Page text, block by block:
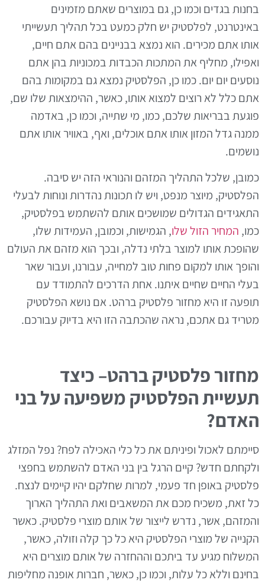
בחנות בגדים וכמו כן, גם במוצרים שאתם מזמינים
באינטרנט, לפלסטיק יש חלק כמעט בכל תהליך תעשייתי
אותו אתם מכירים. הוא נמצא בבניינים בהם אתם חיים,
ואפילו, מחליף את המתכות הכבדות במכוניות בהן אתם
נוסעים יום יום. כמו כן, הפלסטיק נמצא גם במקומות בהם
אתם כלל לא רוצים למצוא אותו, כאשר, ההימצאות שלו שם,
פוגעת בבריאות שלכם, כמו, מי שתייה, וכמו כן, באדמה
ממנה גדל המזון אותו אתם אוכלים, ואף, באוויר אותו אתם
נושמים.
כמובן, שלכל התהליך המזהם והנוראי הזה יש סיבה.
הפלסטיק, מיוצר מנפט, ויש לו תכונות נהדרות ונוחות לבעלי
התאגידים הגדולים שמושכים אותם להשתמש בפלסטיק,
כמו, המחיר הזול שלו, הגמישות, וכמובן, העמידות שלו,
שהופכת אותו למוצר בלתי נדלה, ובכך הוא מזהם את העולם
והופך אותו למקום פחות טוב למחייה, עבורנו, ועבור שאר
בעלי החיים שחיים איתנו. אחת הדרכים להתמודד עם
תופעה זו היא מחזור פלסטיק ברהט. אם נושא הפלסטיק
מטריד גם אתכם, נראה שהכתבה הזו היא בדיוק עבורכם.
מחזור פלסטיק ברהט– כיצד
תעשיית הפלסטיק משפיעה על בני
האדם?
סיימתם לאכול ופיניתם את כל כלי האכילה לפח? נפל המזלג
ולקחתם חדש? קיים הרגל בין בני האדם להשתמש בחפצי
פלסטיק באופן חד פעמי, למרות שחלקם יהיו קיימים לנצח.
כל זאת, משכיח מכם את המשאבים ואת התהליך הארוך
והמזהם, אשר, נדרש לייצור של אותם מוצרי פלסטיק. כאשר
הקנייה של מוצרי הפלסטיק היא כל כך קלה וזולה, כאשר,
המשלוח מגיע עד ביתכם וההחזרה של אותם מוצרים היא
בחינם וללא כל עלות, וכמו כן, כאשר, חברות אופנה מחליפות